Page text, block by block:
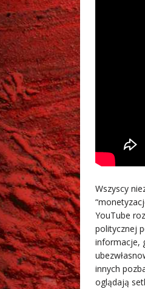
Wszyscy
YouTube
politycznej
informacje,
innych
oglądają